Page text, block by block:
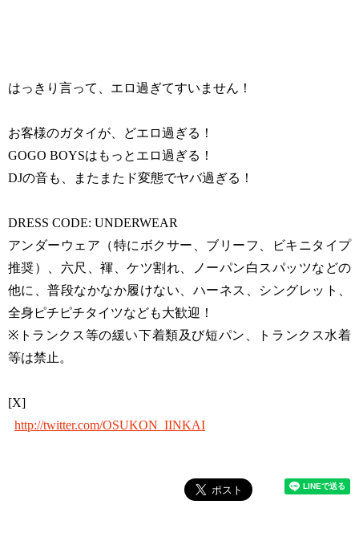
はっきり言って、エロ過ぎてすいません！
お客様のガタイが、どエロ過ぎる！
GOGO BOYSはもっとエロ過ぎる！
DJの音も、またまたド変態でヤバ過ぎる！
DRESS CODE: UNDERWEAR
アンダーウェア（特にボクサー、ブリーフ、ビキニタイプ
推奨）、六尺、褌、ケツ割れ、ノーパン白スパッツなどの
他に、普段なかなか履けない、ハーネス、シングレット、
全身ピチピチタイツなども大歓迎！
※トランクス等の緩い下着類及び短パン、トランクス水着
等は禁止。
[X]
http://twitter.com/OSUKON_IINKAI